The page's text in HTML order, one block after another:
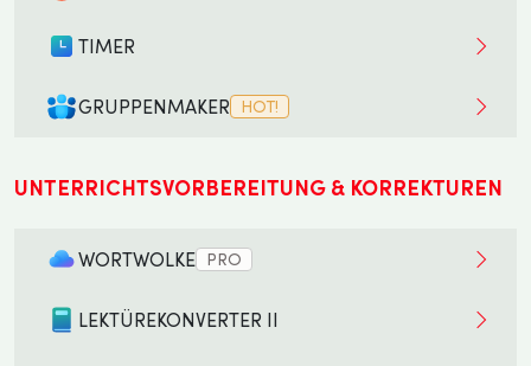
TIMER
GRUPPENMAKER HOT!
UNTERRICHTSVORBEREITUNG & KORREKTUREN
WORTWOLKE PRO
LEKTÜREKONVERTER II